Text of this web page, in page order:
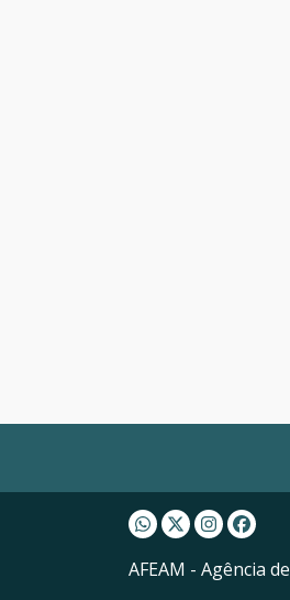
Whatsapp AFEAM
Twitter AFEAM
Instagram
AFEAM - Agência